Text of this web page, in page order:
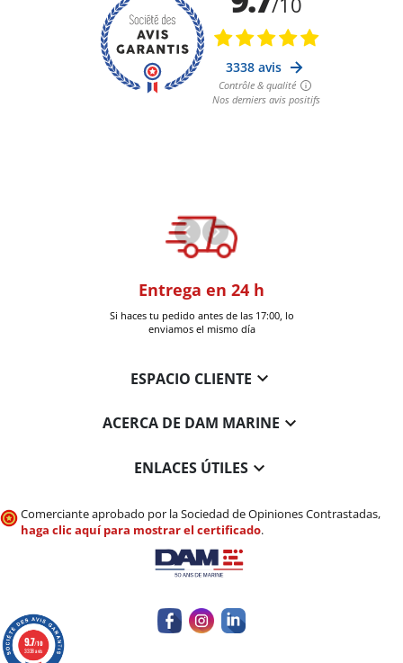
Entrega en 24 h
Si haces tu pedido antes de las 17:00, lo
enviamos el mismo día
ESPACIO CLIENTE 
ACERCA DE DAM MARINE 
ENLACES ÚTILES
Comerciante aprobado por la Sociedad de Opiniones Contrastadas,
haga clic aquí para mostrar el certificado.
9.7/10
3338 avis